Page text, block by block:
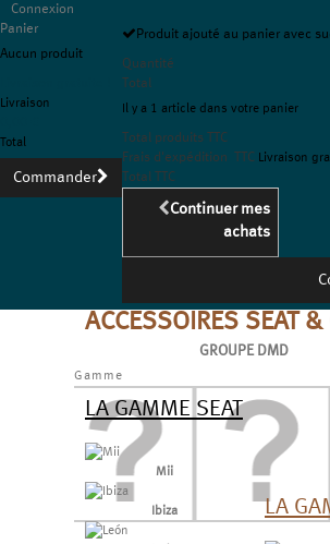
Connexion
Panier
Aucun produit
Livraison
Total
Commander
Produit ajouté au panier avec
Quantité
Total
Il y a 1 article dans votre panier
Total produits TTC
Frais d'expédition TTC Livraison
Total TTC
Continuer mes
achats
ACCESSOIRES SEAT &
GROUPE DMD
Gamme
LA GAMME SEAT
Mii
Ibiza LA